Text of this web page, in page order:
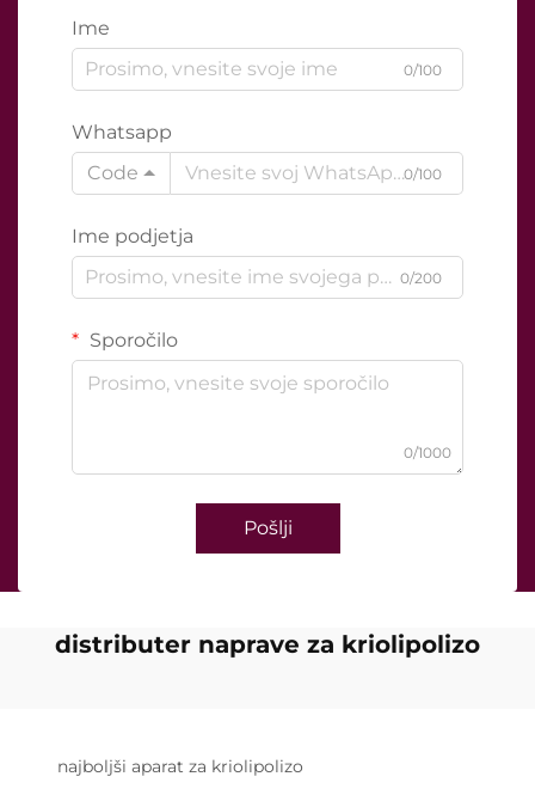
Ime
0/100
Whatsapp
Code
0/100
Ime podjetja
0/200
Sporočilo
0/1000
Pošlji
distributer naprave za kriolipolizo
najboljši aparat za kriolipolizo